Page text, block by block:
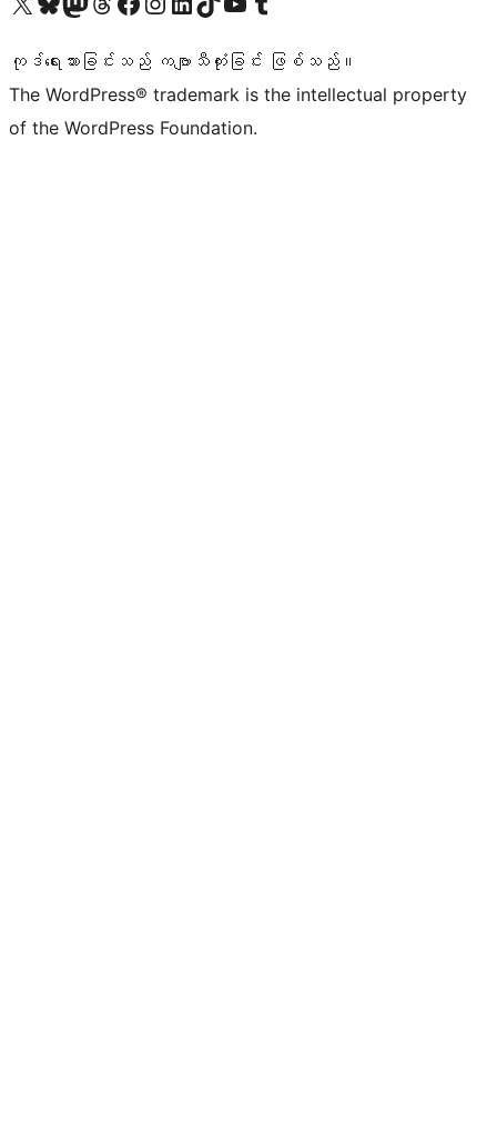
ကုဒ်ရေးသားခြင်းသည် ကဗျာသီကုံးခြင်း ဖြစ်သည်။
The WordPress® trademark is the intellectual property
of the WordPress Foundation.